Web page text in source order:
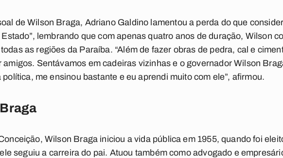
de Wilson Braga, Adriano Galdino lamentou a perda do que
lembrando que com apenas quatro anos de duração, Wilson
as regiões da Paraíba. “Além de fazer obras de pedra, cal e
amigos. Sentávamos em cadeiras vizinhas e o governador Wilson
me ensinou bastante e eu aprendi muito com ele”, afirmou.
Wilson Braga iniciou a vida pública em 1955, quando foi
seguiu a carreira do pai. Atuou também como advogado e